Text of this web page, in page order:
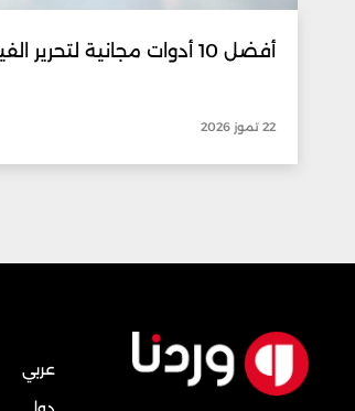
أفضل 10 أدوات مجانية لتحرير الفيديو
22 تموز 2026
عربي